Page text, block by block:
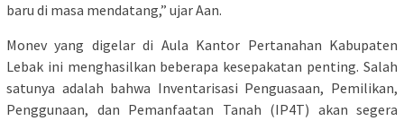
baru di masa mendatang,” ujar Aan.
Monev yang digelar di Aula Kantor Pertanahan Kabupaten
Lebak ini menghasilkan beberapa kesepakatan penting. Salah
satunya adalah bahwa Inventarisasi Penguasaan, Pemilikan,
Penggunaan, dan Pemanfaatan Tanah (IP4T) akan segera